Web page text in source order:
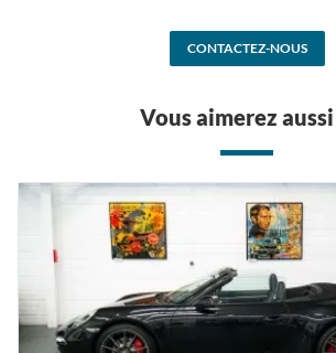
CONTACTEZ-NOUS
Vous aimerez aussi